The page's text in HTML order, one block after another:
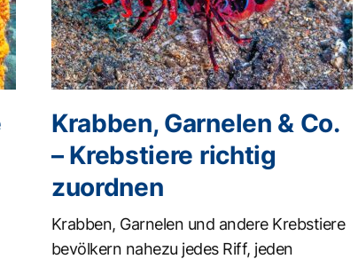
Krabben, Garnelen & Co.
– Krebstiere richtig
zuordnen
Krabben, Garnelen und andere Krebstiere
bevölkern nahezu jedes Riff, jeden